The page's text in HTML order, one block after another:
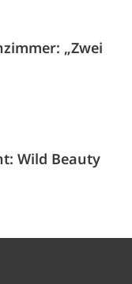
„Zwei
Wild Beauty